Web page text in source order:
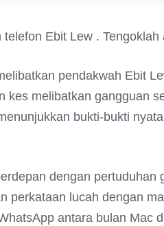
Ebit Lew . Tengoklah
pendakwah Ebit
kes melibatkan gangguan
bukti-bukti
dengan pertuduhan
perkataan lucah dengan
antara bulan Mac